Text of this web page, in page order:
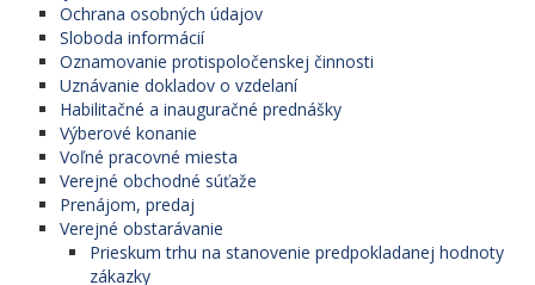
Ochrana osobných údajov
Sloboda informácií
Oznamovanie protispoločenskej činnosti
Uznávanie dokladov o vzdelaní
Habilitačné a inauguračné prednášky
Výberové konanie
Voľné pracovné miesta
Verejné obchodné súťaže
Prenájom, predaj
Verejné obstarávanie
Prieskum trhu na stanovenie predpokladanej hodnoty
zákazky